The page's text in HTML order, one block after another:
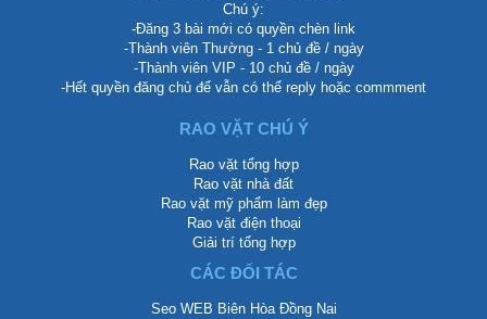
Chú ý:
-Đăng 3 bài mới có quyền chèn link
-Thành viên Thường - 1 chủ đề / ngày
-Thành viên VIP - 10 chủ đề / ngày
-Hết quyền đăng chủ để vẫn có thể reply hoặc commment
RAO VẶT CHÚ Ý
Rao vặt tổng hợp
Rao vặt nhà đất
Rao vặt mỹ phẩm làm đẹp
Rao vặt điện thoại
Giải trí tổng hợp
CÁC ĐỐI TÁC
Seo WEB Biên Hòa Đồng Nai